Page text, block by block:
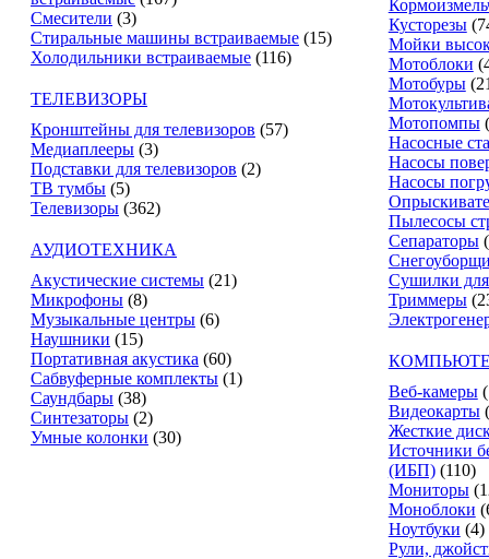
Смесители (3)
Стиральные машины встраиваемые (15)
Холодильники встраиваемые (116)
ТЕЛЕВИЗОРЫ
Кронштейны для телевизоров (57)
Медиаплееры (3)
Подставки для телевизоров (2)
ТВ тумбы (5)
Телевизоры (362)
АУДИОТЕХНИКА
Акустические системы (21)
Микрофоны (8)
Музыкальные центры (6)
Наушники (15)
Портативная акустика (60)
Сабвуферные комплекты (1)
Саундбары (38)
Синтезаторы (2)
Умные колонки (30)
Кусторезы
Мойки
Мотоблоки
Мотобуры
Мотопомпы
Насосные
Насосы
Насосы
Пылесосы
Сепараторы
Сушилки
Триммеры
Веб-камеры
Видеокарты
Жесткие
Источники
(ИБП) (110)
Мониторы
Моноблоки
Ноутбуки (4)
Рули,